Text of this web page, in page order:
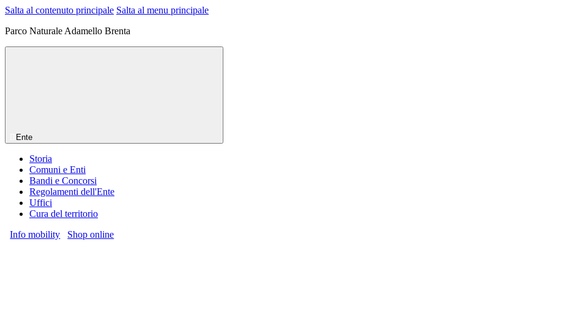
Salta al contenuto principale Salta al menu principale
Parco Naturale Adamello Brenta
Ente
Storia
Comuni e Enti
Bandi e Concorsi
Regolamenti dell'Ente
Uffici
Cura del territorio
Info mobility
Shop online